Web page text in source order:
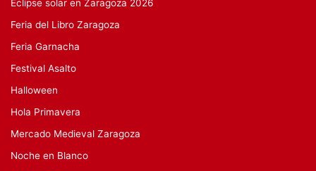
Eclipse solar en Zaragoza 2026
Feria del Libro Zaragoza
Feria Garnacha
Festival Asalto
Halloween
Hola Primavera
Mercado Medieval Zaragoza
Noche en Blanco